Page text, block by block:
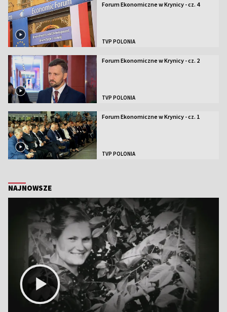
Forum Ekonomiczne w Krynicy - cz. 4
TVP POLONIA
Forum Ekonomiczne w Krynicy - cz. 2
TVP POLONIA
Forum Ekonomiczne w Krynicy - cz. 1
TVP POLONIA
NAJNOWSZE